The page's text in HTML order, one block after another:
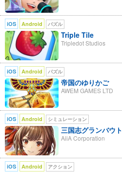
iOS Android パズル
Triple Tile
Tripledot Studios
iOS Android パズル
帝国のゆりかご
AWEM GAMES LTD
iOS Android シミュレーション
三国志グランバウト
AiiA Corporation
iOS Android アクション